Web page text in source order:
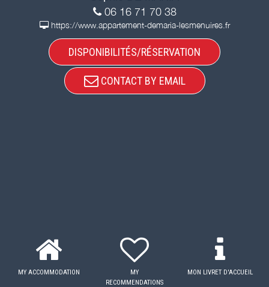
06 16 71 70 38
https://www.appartement-demaria-lesmenuires.fr
DISPONIBILITÉS/RÉSERVATION
CONTACT BY EMAIL
MY ACCOMMODATION
MY
RECOMMENDATIONS
MON LIVRET D'ACCUEIL